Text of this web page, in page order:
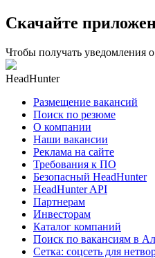
Скачайте
Чтобы получать уведомления
HeadHunter
Размещение вакансий
Поиск по резюме
О компании
Наши вакансии
Реклама на сайте
Требования к ПО
Безопасный HeadHunter
HeadHunter API
Партнерам
Инвесторам
Каталог компаний
Поиск по вакансиям в
Сетка: соцсеть для